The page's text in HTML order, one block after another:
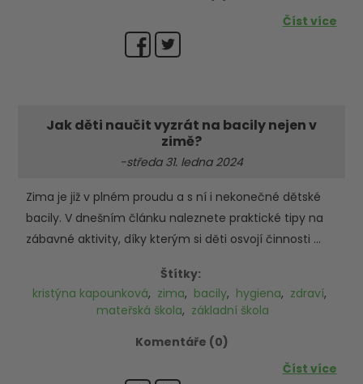
Číst více
Jak děti naučit vyzrát na bacily nejen v
zimě?
-středa 31. ledna 2024
Zima je již v plném proudu a s ní i nekonečné dětské
bacily. V dnešním článku naleznete praktické tipy na
zábavné aktivity, díky kterým si děti osvojí činnosti ...
Štítky:
kristýna kapounková, zima, bacily, hygiena, zdraví,
mateřská škola, základní škola
Komentáře (0)
Číst více